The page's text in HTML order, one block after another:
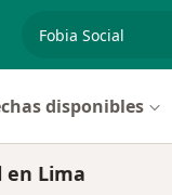
disponibles
en Lima